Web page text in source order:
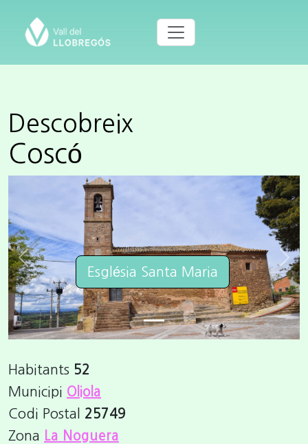
Descobreix
Coscó
Església Santa Maria
Previous Next
Habitants 52
Municipi Oliola
Codi Postal 25749
Zona La Noguera